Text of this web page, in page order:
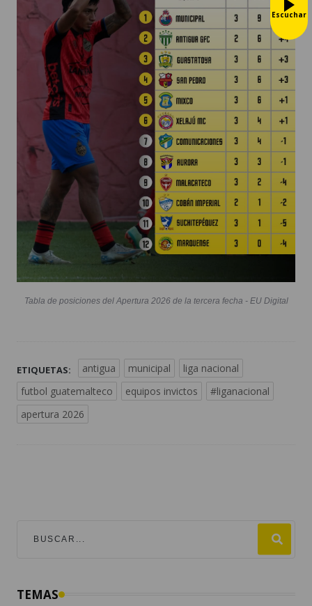
Tabla de posiciones del Apertura 2026 de la tercera fecha - EU Digital
ETIQUETAS: antigua municipal
liga nacional
futbol guatemalteco
equipos invictos
#liganacional
apertura 2026
TEMAS
Escuchar